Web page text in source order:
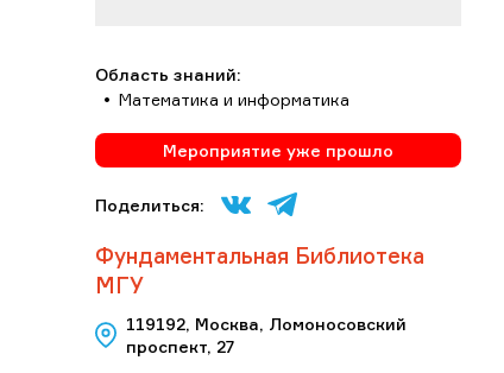
Область знаний:
Математика и информатика
Мероприятие уже прошло
Поделиться:
Фундаментальная Библиотека
МГУ
119192, Москва, Ломоносовский
проспект, 27